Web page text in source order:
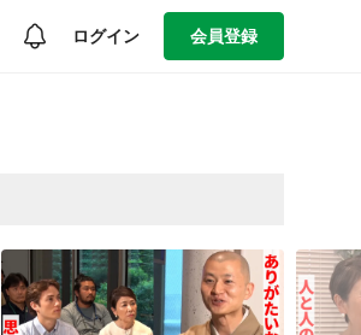
ログイン 会員登録
7月29日【須磨寺の副住職による「お盆」に関する説法】#350《安藤優子×“人と人のつながり”の突き詰め人・小池陽人さん》